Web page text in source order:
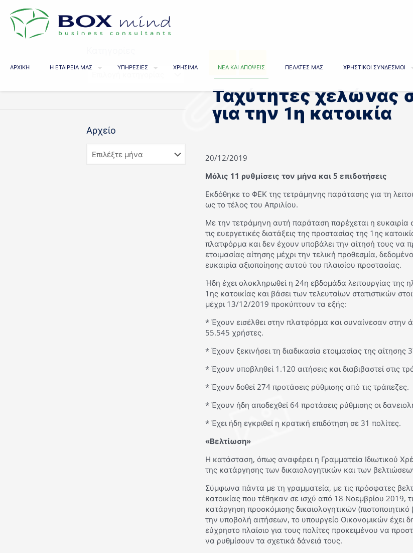
ΑΡΧΙΚΗ Η ΕΤΑΙΡΕΙΑ ΜΑΣ ΥΠΗΡΕΣΙΕΣ ΧΡΗΣΙΜΑ ΝΕΑ ΚΑΙ ΑΠΟΨΕΙΣ ΠΕΛΑΤΕΣ ΜΑΣ ΧΡΗΣΤΙΚΟΙ ΣΥΝΔΕΣΜΟΙ
Ταχύτητες χελώνας
για την 1η κατοικία
20/12/2019
Μόλις 11 ρυθμίσεις τον μήνα και 5 επιδοτήσεις
Εκδόθηκε το ΦΕΚ της τετράμηνης παράτασης για τη
ως το τέλος του Απριλίου.
Με την τετράμηνη αυτή παράταση παρέχεται η ευκαιρία
τις ευεργετικές διατάξεις της προστασίας της 1ης
πλατφόρμα και δεν έχουν υποβάλει την αίτησή τους να
ετοιμασίας αίτησης μέχρι την τελική προθεσμία,
ευκαιρία αξιοποίησης αυτού του πλαισίου προστασίας.
Ήδη έχει ολοκληρωθεί η 24η εβδομάδα λειτουργίας της
1ης κατοικίας και βάσει των τελευταίων στατιστικών
μέχρι 13/12/2019 προκύπτουν τα εξής:
* Έχουν εισέλθει στην πλατφόρμα και συναίνεσαν στην
55.545 χρήστες.
* Έχουν ξεκινήσει τη διαδικασία ετοιμασίας της αίτησης
* Έχουν υποβληθεί 1.120 αιτήσεις και διαβιβαστεί στις
* Έχουν δοθεί 274 προτάσεις ρύθμισης από τις τράπεζες.
* Έχουν ήδη αποδεχθεί 64 προτάσεις ρύθμισης οι
* Έχει ήδη εγκριθεί η κρατική επιδότηση σε 31 πολίτες.
«Βελτίωση»
Η κατάσταση, όπως αναφέρει η Γραμματεία Ιδιωτικού
της κατάργησης των δικαιολογητικών και των
Σύμφωνα πάντα με τη γραμματεία, με τις πρόσφατες
κατοικίας που τέθηκαν σε ισχύ από 18 Νοεμβρίου 2019,
κατάργηση προσκόμισης δικαιολογητικών
την υποβολή αιτήσεων, το υπουργείο Οικονομικών έχει
εύχρηστο πλαίσιο για τους πολίτες προκειμένου να
να ρυθμίσουν τα σχετικά δάνειά τους.
Αρχείο